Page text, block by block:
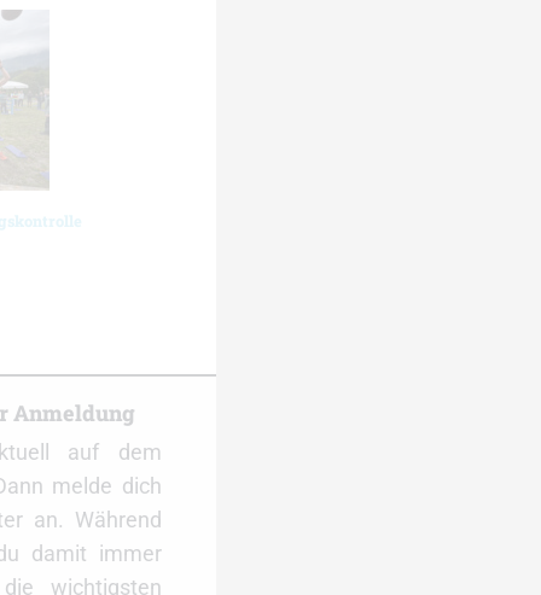
Anmeldung
auf dem
melde dich
an. Während
damit immer
wichtigsten